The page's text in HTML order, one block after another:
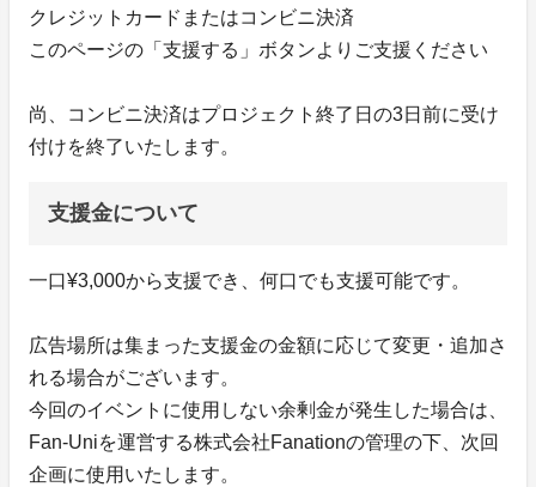
クレジットカードまたはコンビニ決済
このページの「支援する」ボタンよりご支援ください
尚、コンビニ決済はプロジェクト終了日の3日前に受け
付けを終了いたします。
支援金について
一口¥3,000から支援でき、何口でも支援可能です。
広告場所は集まった支援金の金額に応じて変更・追加さ
れる場合がございます。
今回のイベントに使用しない余剰金が発生した場合は、
Fan-Uniを運営する株式会社Fanationの管理の下、次回
企画に使用いたします。